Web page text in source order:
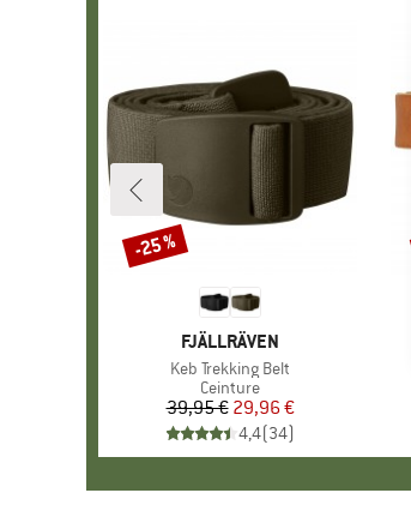
MARQUE
FJÄLLRÄVEN
Article
Keb Trekking Belt
Product group
Ceinture
Prix
39,95 € Prix réduit
29,96 €
4,4(34)
Remise
-25 %